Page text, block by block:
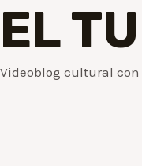
EL
Videoblog cultural